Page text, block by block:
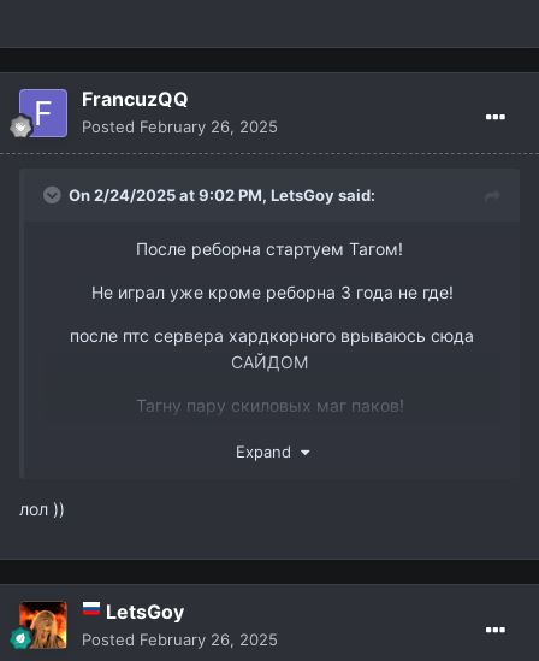
www.youtube.com/watch?v=DJJmtVgSQ6s&t
FrancuzQQ
Posted February 26, 2025
On 2/24/2025 at 9:02 PM, LetsGoysaid:
После реборна стартуем Тагом!
Не играл уже кроме реборна 3 года не где!
после птс сервера хардкорного врываюсь сюда
САЙДОМ
Тагну пару скиловых маг паков!
Так же есть пару слотов в пак 3 рес бп и овер
Expand
лол ))
LetsGoy
Posted February 26, 2025